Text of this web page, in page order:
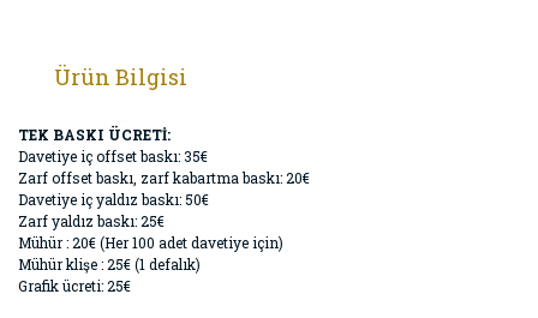
Ürün Bilgisi
TEK BASKI ÜCRETİ:
Davetiye iç offset baskı: 35€
Zarf offset baskı, zarf kabartma baskı: 20€
Davetiye iç yaldız baskı: 50€
Zarf yaldız baskı: 25€
Mühür : 20€ (Her 100 adet davetiye için)
Mühür klişe : 25€ (1 defalık)
Grafik ücreti: 25€